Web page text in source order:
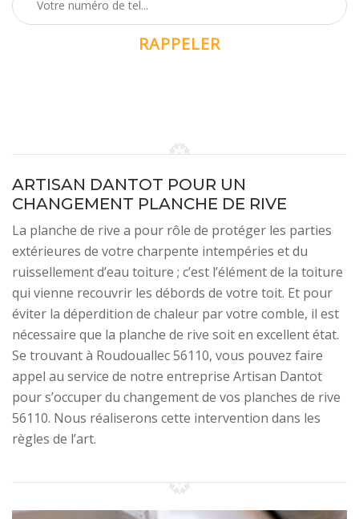
ARTISAN DANTOT POUR UN
CHANGEMENT PLANCHE DE RIVE
La planche de rive a pour rôle de protéger les parties
extérieures de votre charpente intempéries et du
ruissellement d’eau toiture ; c’est l’élément de la toiture
qui vienne recouvrir les débords de votre toit. Et pour
éviter la déperdition de chaleur par votre comble, il est
nécessaire que la planche de rive soit en excellent état.
Se trouvant à Roudouallec 56110, vous pouvez faire
appel au service de notre entreprise Artisan Dantot
pour s’occuper du changement de vos planches de rive
56110. Nous réaliserons cette intervention dans les
règles de l’art.